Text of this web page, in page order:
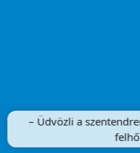
– Üdvözli a